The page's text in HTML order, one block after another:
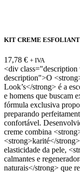
KIT CREME
17,78 € + IVA
<div class="description
description">O
Look’s</strong> é a
e homens que buscam
fórmula exclusiva
preparando
confortável.
creme combina
<strong>karité</
elasticidade da pele,
calmantes e
naturais</strong> que